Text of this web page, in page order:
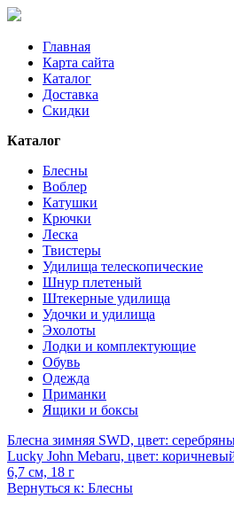
Главная
Карта сайта
Каталог
Доставка
Скидки
Каталог
Блесны
Воблер
Катушки
Крючки
Леска
Твистеры
Удилища телескопические
Шнур плетеный
Штекерные удилища
Удочки и удилища
Эхолоты
Лодки и комплектующие
Обувь
Одежда
Приманки
Ящики и боксы
Блесна зимняя SWD, цвет:
Lucky John Mebaru, цвет:
6,7 см, 18 г
Вернуться к: Блесны